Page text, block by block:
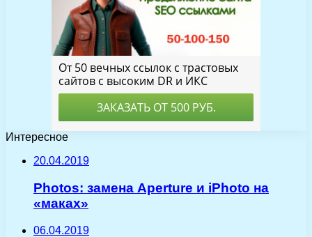
Интересное
20.04.2019
Photos: замена Aperture и iPhoto на
«маках»
06.04.2019